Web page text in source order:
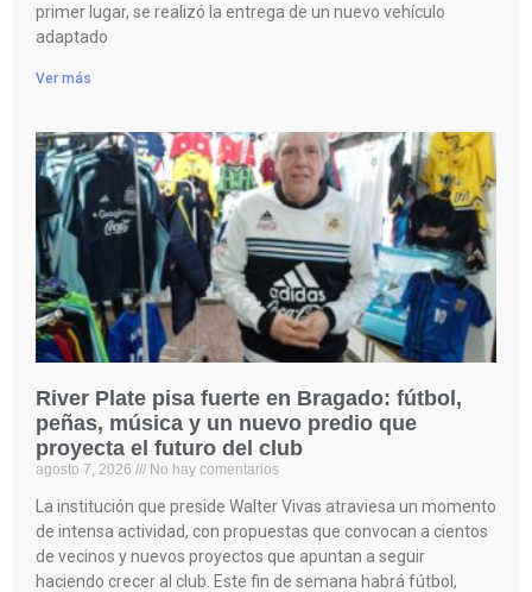
primer lugar, se realizó la entrega de un nuevo vehículo
adaptado
Ver más
River Plate pisa fuerte en Bragado: fútbol,
peñas, música y un nuevo predio que
proyecta el futuro del club
agosto 7, 2026 No hay comentarios
La institución que preside Walter Vivas atraviesa un momento
de intensa actividad, con propuestas que convocan a cientos
de vecinos y nuevos proyectos que apuntan a seguir
haciendo crecer al club. Este fin de semana habrá fútbol,